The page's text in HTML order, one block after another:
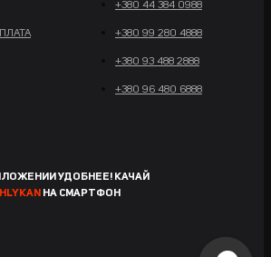
+380 44 384 0988
+380 99 280 4888
+380 93 488 2888
+380 96 480 6888
УДОБНЕЕ! КАЧАЙ
НА СМАРТФОН